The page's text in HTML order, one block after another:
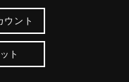
ウント
ト